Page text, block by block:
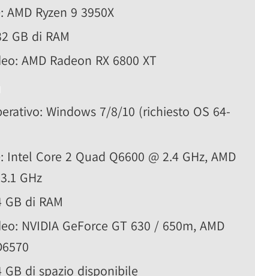
AMD Ryzen 9 3950X
GB di RAM
AMD Radeon RX 6800 XT
Windows 7/8/10 (richiesto OS 64-
Intel Core 2 Quad Q6600 @ 2.4 GHz, AMD
GHz
di RAM
NVIDIA GeForce GT 630 / 650m, AMD
GB di spazio disponibile